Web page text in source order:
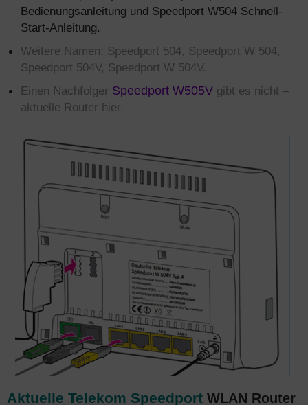
Bedienungsanleitung und Speedport W504 Schnell-
Start-Anleitung.
Weitere Namen: Speedport 504, Speedport W 504,
Speedport 504V, Speedport W 504V.
Einen Nachfolger Speedport W505V gibt es nicht –
aktuelle Router hier.
Aktuelle Telekom Speedport WLAN Router